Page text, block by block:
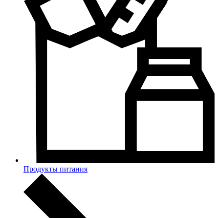
Продукты питания